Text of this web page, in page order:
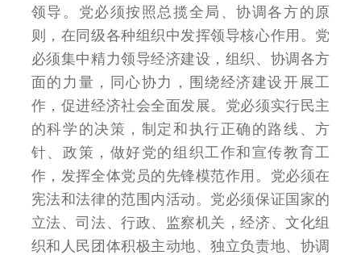
领导。党必须按照总揽全局、协调各方的原
则，在同级各种组织中发挥领导核心作用。党
必须集中精力领导经济建设，组织、协调各方
面的力量，同心协力，围绕经济建设开展工
作，促进经济社会全面发展。党必须实行民主
的科学的决策，制定和执行正确的路线、方
针、政策，做好党的组织工作和宣传教育工
作，发挥全体党员的先锋模范作用。党必须在
宪法和法律的范围内活动。党必须保证国家的
立法、司法、行政、监察机关，经济、文化组
织和人民团体积极主动地、独立负责地、协调